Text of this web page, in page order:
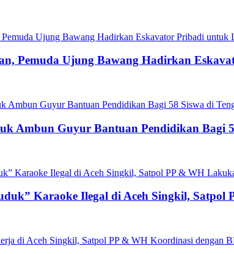
Pemuda Ujung Bawang Hadirkan
Ambun Guyur Bantuan Pendidikan Bagi
Karaoke Ilegal di Aceh Singkil, Satpol